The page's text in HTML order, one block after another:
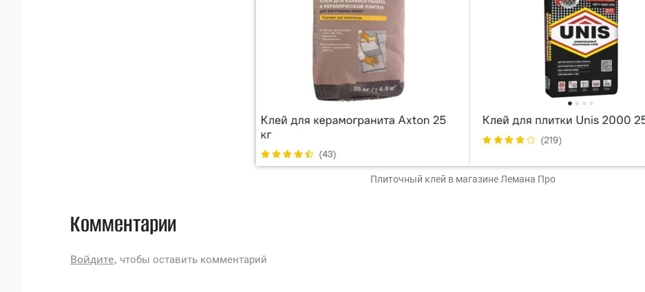
Плиточный клей в магазине Лемана Про
Комментарии
Войдите, чтобы оставить комментарий